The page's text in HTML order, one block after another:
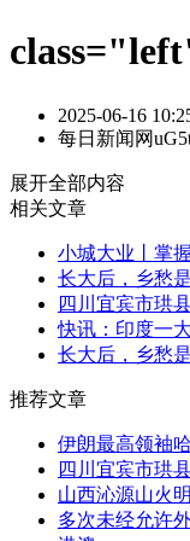
2025-06-16
每日新闻网
展开全部内容
相关文章
小城大业丨掌
长大后，乡愁
四川宜宾市珙
快讯：印度一
长大后，乡愁
推荐文章
伊朗最高领袖
四川宜宾市珙
山西沁源山火
多次未经允许